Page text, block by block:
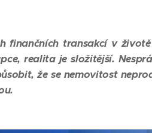
finančních transakcí v
realita je složitější.
že se nemovitost